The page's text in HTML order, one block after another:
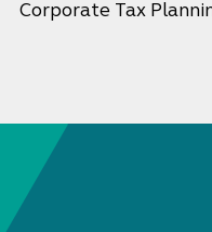
Corporate Tax